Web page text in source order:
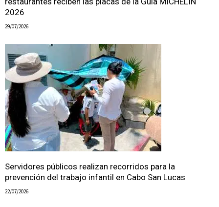
2026
29/07/2026
Servidores públicos realizan recorridos para la
prevención del trabajo infantil en Cabo San Lucas
22/07/2026